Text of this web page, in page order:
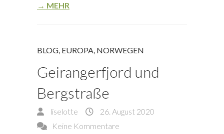
→ MEHR
BLOG, EUROPA, NORWEGEN
Geirangerfjord und
Bergstraße
liselotte
26. August 2020
Keine Kommentare